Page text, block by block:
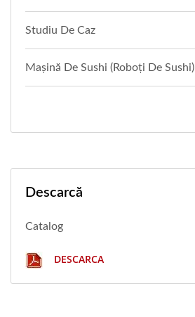
Studiu De Caz
Mașină De Sushi (Roboți De Sushi)
Descarcă
Catalog
DESCARCA